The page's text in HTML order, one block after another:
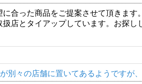
に合った商品をご提案させて頂きま
扱店とタイアップしています。お探
別々の店舗に置いてあるようですが